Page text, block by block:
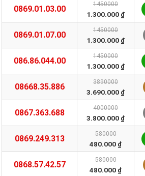
0869.01.03.00 1450000
1.300.000 ₫
0869.01.07.00 1450000
1.300.000 ₫
086.86.044.00 1450000
1.300.000 ₫
08668.35.886 3890000
3.690.000 ₫
0867.363.688 4000000
3.800.000 ₫
0869.249.313 580000
480.000 ₫
0868.57.42.57 580000
480.000 ₫